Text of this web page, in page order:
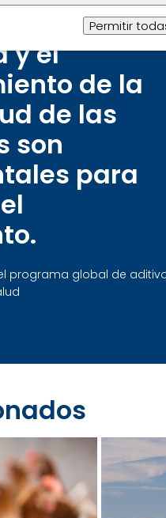
Permitir
y el
de la
de las
son
para
programa global de